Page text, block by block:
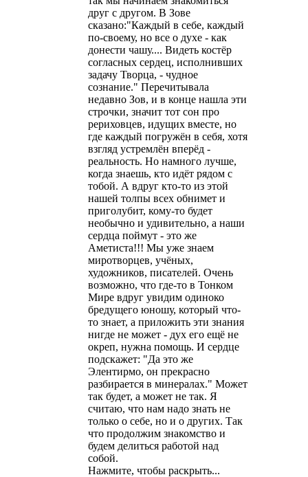
друг с другом. В Зове
сказано:"Каждый в себе, каждый
по-своему, но все о духе - как
донести чашу.... Видеть костёр
согласных сердец, исполнивших
задачу Творца, - чудное
сознание." Перечитывала
недавно Зов, и в конце нашла эти
строчки, значит тот сон про
рериховцев, идущих вместе, но
где каждый погружён в себя, хотя
взгляд устремлён вперёд -
реальность. Но намного лучше,
когда знаешь, кто идёт рядом с
тобой. А вдруг кто-то из этой
нашей толпы всех обнимет и
приголубит, кому-то будет
необычно и удивительно, а наши
сердца поймут - это же
Аметиста!!! Мы уже знаем
миротворцев, учёных,
художников, писателей. Очень
возможно, что где-то в Тонком
Мире вдруг увидим одиноко
бредущего юношу, который что-
то знает, а приложить эти знания
нигде не может - дух его ещё не
окреп, нужна помощь. И сердце
подскажет: "Да это же
Элентирмо, он прекрасно
разбирается в минералах." Может
так будет, а может не так. Я
считаю, что нам надо знать не
только о себе, но и о других. Так
что продолжим знакомство и
будем делиться работой над
собой.
Нажмите, чтобы раскрыть...